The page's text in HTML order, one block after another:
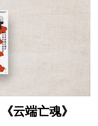
云端亡魂》